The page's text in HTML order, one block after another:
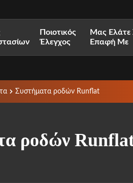
Ποιοτικός
Έλεγχος
Μας Ελάτε
Επαφή Με
Συστήματα ροδών Runflat
ροδών